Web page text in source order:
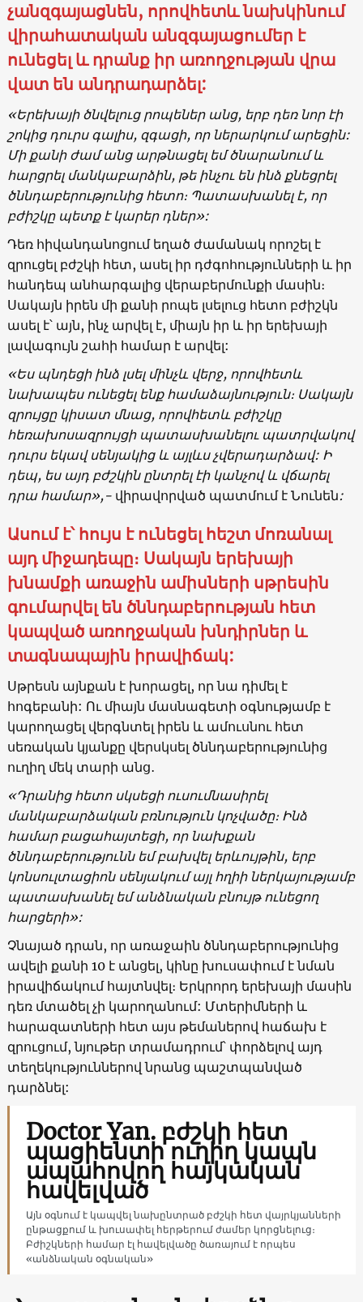
չանզգայացնեն, որովհետև նախկինում
վիրահատական անզգայացումեր է
ունեցել և դրանք իր առողջության վրա
վատ են անդրադարձել:
«Երեխայի ծնվելուց րոպեներ անց, երբ դեռ նոր էի
շոկից դուրս գալիս, զգացի, որ ներարկում արեցին:
Մի քանի ժամ անց արթնացել եմ ծնարանում և
հարցրել մանկաբարձին, թե ինչու են ինձ քնեցրել
ծննդաբերությունից հետո։ Պատասխանել է, որ
բժիշկը պետք է կարեր դներ»:
Դեռ հիվանդանոցում եղած ժամանակ որոշել է
զրուցել բժշկի հետ, ասել իր դժգոհությունների և իր
հանդեպ անհարգալից վերաբերմունքի մասին։
Սակայն իրեն մի քանի րոպե լսելուց հետո բժիշկն
ասել է՝ այն, ինչ արվել է, միայն իր և իր երեխայի
լավագույն շահի համար է արվել:
«Ես պնդեցի ինձ լսել մինչև վերջ, որովհետև
նախապես ունեցել ենք համաձայնություն։ Սակայն
զրույցը կիսատ մնաց, որովհետև բժիշկը
հեռախոսազրույցի պատասխանելու պատրվակով
դուրս եկավ սենյակից և այլևս չվերադարձավ: Ի
դեպ, ես այդ բժշկին ընտրել էի կանչով և վճարել
դրա համար»,- վիրավորված պատմում է Նունեն:
Ասում է՝ հույս է ունեցել հեշտ մոռանալ
այդ միջադեպը։ Սակայն երեխայի
խնամքի առաջին ամիսների սթրեսին
գումարվել են ծննդաբերության հետ
կապված առողջական խնդիրներ և
տագնապային իրավիճակ:
Սթրեսն այնքան է խորացել, որ նա դիմել է
հոգեբանի: Ու միայն մասնագետի օգնությամբ է
կարողացել վերգնտել իրեն և ամուսնու հետ
սեռական կյանքը վերսկսել ծննդաբերությունից
ուղիղ մեկ տարի անց․
«Դրանից հետո սկսեցի ուսումնասիրել
մանկաբարձական բռնություն կոչվածը։ Ինձ
համար բացահայտեցի, որ նախքան
ծննդաբերությունն եմ բախվել երևույթին, երբ
կոնսուլտացիոն սենյակում այլ հղիի ներկայությամբ
պատասխանել եմ անձնական բնույթ ունեցող
հարցերի»:
Չնայած դրան, որ առաջաին ծննդաբերությունից
ավելի քանի 10 է անցել, կինը խուսափում է նման
իրավիճակում հայտնվել։ Երկրորդ երեխայի մասին
դեռ մտածել չի կարողանում: Մտերիմների և
հարազատների հետ այս թեմաներով հաճախ է
զրուցում, նյութեր տրամադրում՝ փորձելով այդ
տեղեկություններով նրանց պաշտպանված
դարձնել:
Doctor Yan. բժշկի հետ
պացիենտի ուղիղ կապն
ապահովող հայկական
հավելված
Այն օգնում է կապվել նախընտրած բժշկի հետ վայրկյանների
ընթացքում և խուսափել հերթերում ժամեր կորցնելուց։
Բժիշկների համար էլ հավելվածը ծառայում է որպես
«անձնական օգնական»